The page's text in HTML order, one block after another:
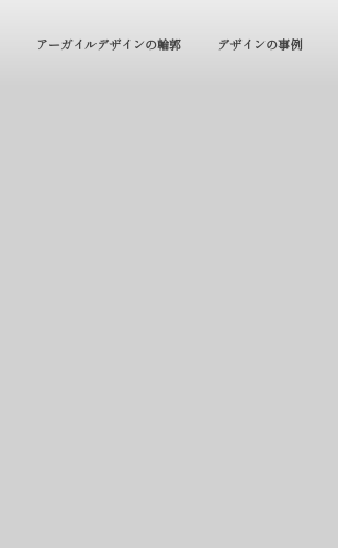
アーガイルデザインの輪郭 デザインの事例